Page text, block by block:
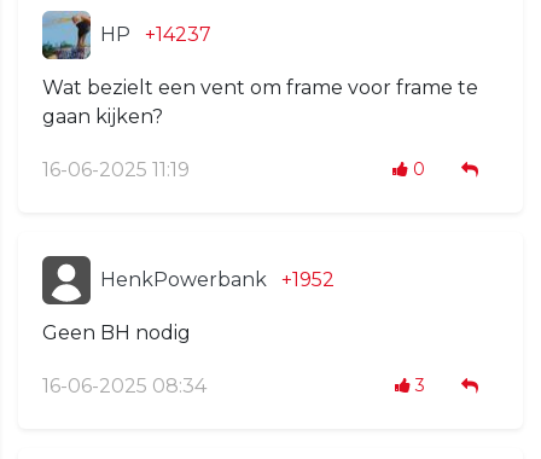
HP +14237
Wat bezielt een vent om frame voor frame te
gaan kijken?
16-06-2025 11:19 0
HenkPowerbank +1952
Geen BH nodig
16-06-2025 08:34 3